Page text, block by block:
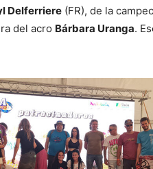
Delferriere (FR), de la
del acro Bárbara Uranga.